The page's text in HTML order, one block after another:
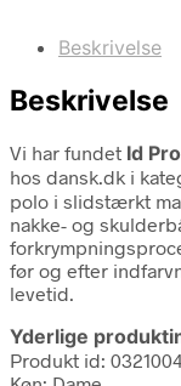
Beskrivelse
Beskrivelse
Vi har fundet Id
hos dansk.dk i
polo i slidstærkt
nakke- og
før og efter
levetid.
Yderlige
Produkt id: